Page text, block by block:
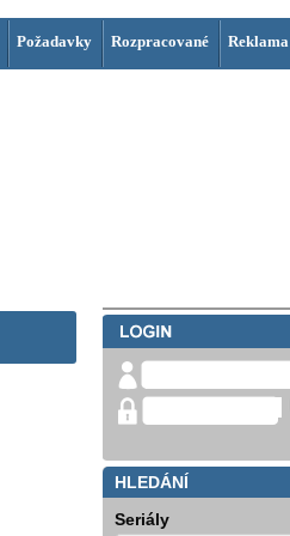
Požadavky Rozpracované Reklama
HLEDÁNÍ
Seriály